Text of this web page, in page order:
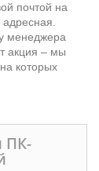
почтой на
адресная.
менеджера
акция – мы
которых
ПК-